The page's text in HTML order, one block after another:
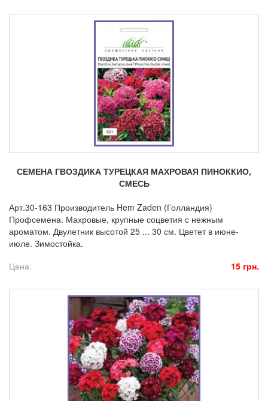
СЕМЕНА ГВОЗДИКА ТУРЕЦКАЯ МАХРОВАЯ ПИНОККИО,
СМЕСЬ
Арт.30-163 Производитель Hem Zaden (Голландия)
Профсемена. Махровые, крупные соцветия с нежным
ароматом. Двулетник высотой 25 ... 30 см. Цветет в июне-
июле. Зимостойка.
Цена:
15 грн.